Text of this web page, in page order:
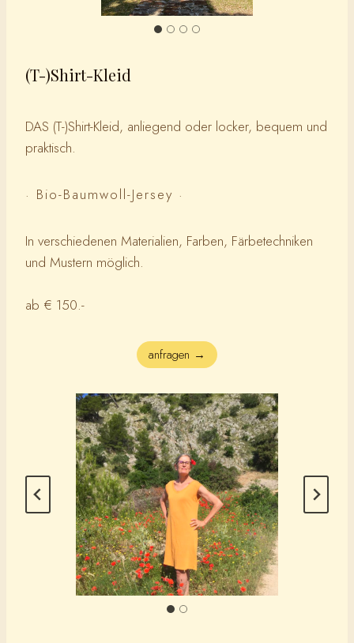
(T-)Shirt-Kleid
DAS (T-)Shirt-Kleid, anliegend oder locker, bequem und
praktisch.
· Bio-Baumwoll-Jersey ·
In verschiedenen Materialien, Farben, Färbetechniken
und Mustern möglich.
ab € 150.-
anfragen →